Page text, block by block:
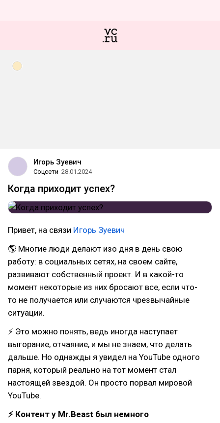
Игорь Зуевич
Соцсети 28.01.2024
Когда приходит успех?
Привет, на связи Игорь Зуевич
🌎 Многие люди делают изо дня в день свою
работу: в социальных сетях, на своем сайте,
развивают собственный проект. И в какой-то
момент некоторые из них бросают все, если что-
то не получается или случаются чрезвычайные
ситуации.
⚡ Это можно понять, ведь иногда наступает
выгорание, отчаяние, и мы не знаем, что делать
дальше. Но однажды я увидел на YouTube одного
парня, который реально на тот момент стал
настоящей звездой. Он просто порвал мировой
YouTube.
⚡ Контент у Mr.Beast был немного